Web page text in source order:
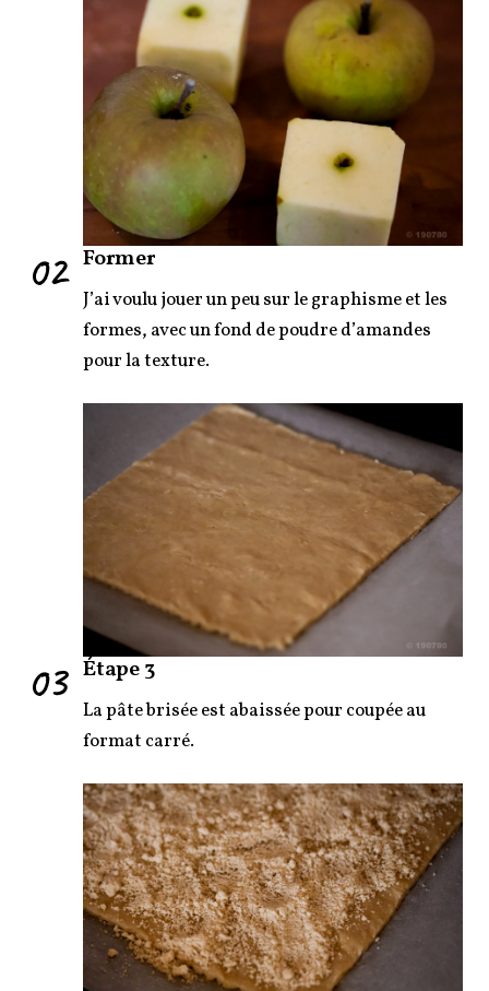
02 Former
J’ai voulu jouer un peu sur le graphisme et les
formes, avec un fond de poudre d’amandes
pour la texture.
03 Étape 3
La pâte brisée est abaissée pour coupée au
format carré.